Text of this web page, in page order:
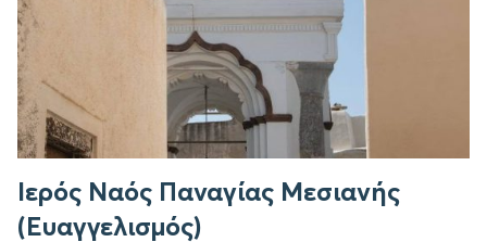
Ιερός Ναός Παναγίας Μεσιανής
(Ευαγγελισμός)